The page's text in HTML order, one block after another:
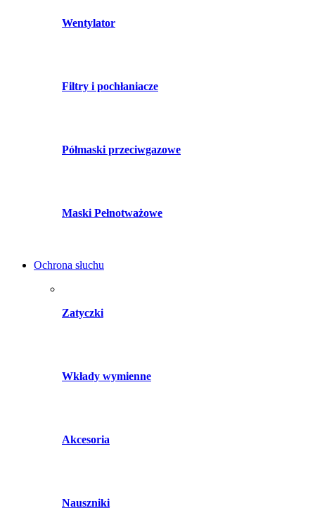
Wentylator
Filtry i pochłaniacze
Półmaski przeciwgazowe
Maski Pełnotważowe
Ochrona słuchu
Zatyczki
Wkłady wymienne
Akcesoria
Nauszniki